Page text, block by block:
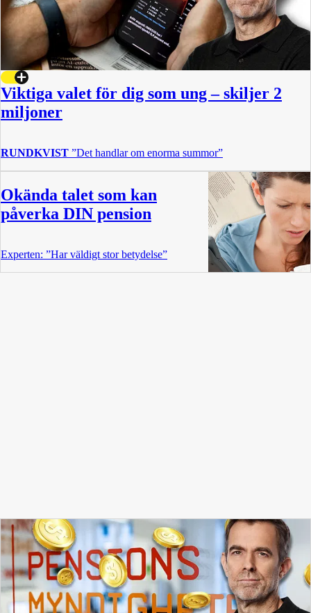
Viktiga valet för dig som ung – skiljer 2
miljoner
RUNDKVIST ”Det handlar om enorma summor”
Okända talet som kan
påverka DIN pension
Experten: ”Har väldigt stor betydelse”